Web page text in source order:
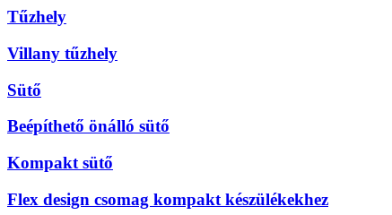
Tűzhely
Villany tűzhely
Sütő
Beépíthető önálló sütő
Kompakt sütő
Flex design csomag kompakt készülékekhez